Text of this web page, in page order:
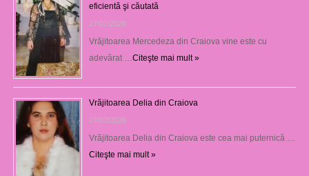
eficientă şi căutată
27/07/2026
Vrăjitoarea Mercedeza din Craiova vine este cu
adevărat … Citeşte mai mult »
Vrăjitoarea Delia din Craiova
27/07/2026
Vrăjitoarea Delia din Craiova este cea mai puternică …
Citeşte mai mult »